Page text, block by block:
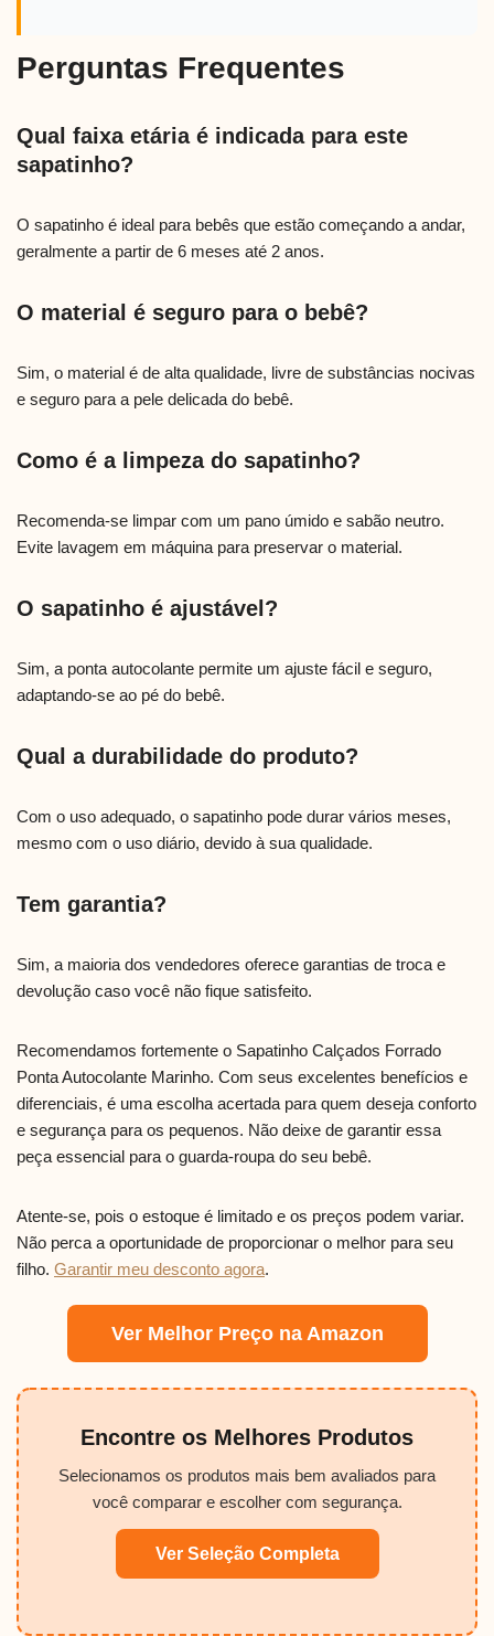
Perguntas Frequentes
Qual faixa etária é indicada para este
sapatinho?
O sapatinho é ideal para bebês que estão começando a andar,
geralmente a partir de 6 meses até 2 anos.
O material é seguro para o bebê?
Sim, o material é de alta qualidade, livre de substâncias nocivas
e seguro para a pele delicada do bebê.
Como é a limpeza do sapatinho?
Recomenda-se limpar com um pano úmido e sabão neutro.
Evite lavagem em máquina para preservar o material.
O sapatinho é ajustável?
Sim, a ponta autocolante permite um ajuste fácil e seguro,
adaptando-se ao pé do bebê.
Qual a durabilidade do produto?
Com o uso adequado, o sapatinho pode durar vários meses,
mesmo com o uso diário, devido à sua qualidade.
Tem garantia?
Sim, a maioria dos vendedores oferece garantias de troca e
devolução caso você não fique satisfeito.
Recomendamos fortemente o Sapatinho Calçados Forrado
Ponta Autocolante Marinho. Com seus excelentes benefícios e
diferenciais, é uma escolha acertada para quem deseja conforto
e segurança para os pequenos. Não deixe de garantir essa
peça essencial para o guarda-roupa do seu bebê.
Atente-se, pois o estoque é limitado e os preços podem variar.
Não perca a oportunidade de proporcionar o melhor para seu
filho. Garantir meu desconto agora.
Ver Melhor Preço na Amazon
Encontre os Melhores Produtos
Selecionamos os produtos mais bem avaliados para
você comparar e escolher com segurança.
Ver Seleção Completa